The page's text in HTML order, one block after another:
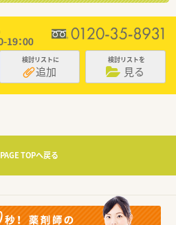
検討リストに
追加
検討リストを
見る
PAGE TOPへ戻る